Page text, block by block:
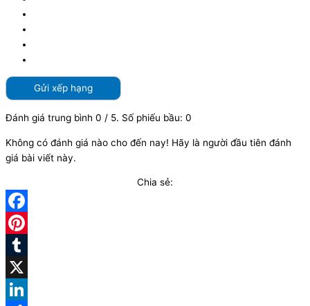
Gửi xếp hạng
Đánh giá trung bình 0 / 5. Số phiếu bầu: 0
Không có đánh giá nào cho đến nay! Hãy là người đầu tiên đánh
giá bài viết này.
Chia sẻ: